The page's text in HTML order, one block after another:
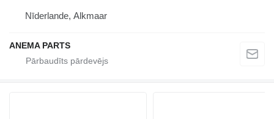
Nīderlande, Alkmaar
ANEMA PARTS